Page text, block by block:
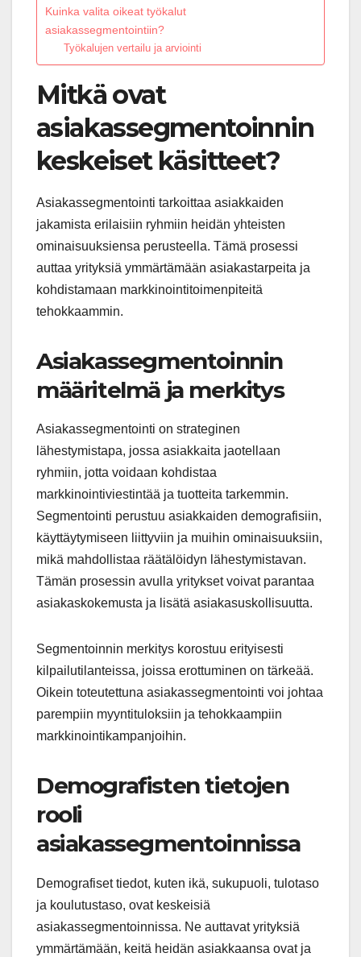
Kuinka valita oikeat työkalut
asiakassegmentointiin?
Työkalujen vertailu ja arviointi
Mitkä ovat
asiakassegmentoinnin
keskeiset käsitteet?
Asiakassegmentointi tarkoittaa asiakkaiden
jakamista erilaisiin ryhmiin heidän yhteisten
ominaisuuksiensa perusteella. Tämä prosessi
auttaa yrityksiä ymmärtämään asiakastarpeita ja
kohdistamaan markkinointitoimenpiteitä
tehokkaammin.
Asiakassegmentoinnin
määritelmä ja merkitys
Asiakassegmentointi on strateginen
lähestymistapa, jossa asiakkaita jaotellaan
ryhmiin, jotta voidaan kohdistaa
markkinointiviestintää ja tuotteita tarkemmin.
Segmentointi perustuu asiakkaiden demografisiin,
käyttäytymiseen liittyviin ja muihin ominaisuuksiin,
mikä mahdollistaa räätälöidyn lähestymistavan.
Tämän prosessin avulla yritykset voivat parantaa
asiakaskokemusta ja lisätä asiakasuskollisuutta.
Segmentoinnin merkitys korostuu erityisesti
kilpailutilanteissa, joissa erottuminen on tärkeää.
Oikein toteutettuna asiakassegmentointi voi johtaa
parempiin myyntituloksiin ja tehokkaampiin
markkinointikampanjoihin.
Demografisten tietojen
rooli
asiakassegmentoinnissa
Demografiset tiedot, kuten ikä, sukupuoli, tulotaso
ja koulutustaso, ovat keskeisiä
asiakassegmentoinnissa. Ne auttavat yrityksiä
ymmärtämään, keitä heidän asiakkaansa ovat ja